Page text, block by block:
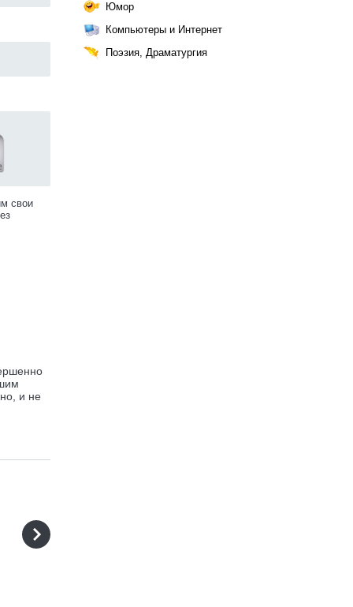
свои
и не
Юмор
Компьютеры и Интернет
Поэзия, Драматургия